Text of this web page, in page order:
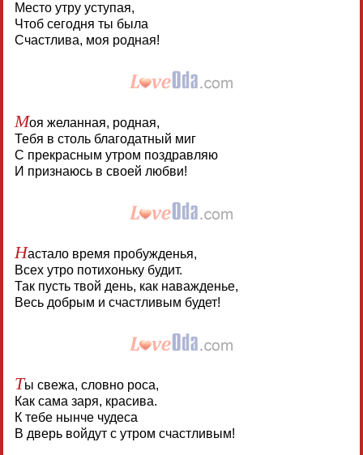
Место утру уступая,
Чтоб сегодня ты была
Счастлива, моя родная!
Моя желанная, родная,
Тебя в столь благодатный миг
С прекрасным утром поздравляю
И признаюсь в своей любви!
Настало время пробужденья,
Всех утро потихоньку будит.
Так пусть твой день, как наважденье,
Весь добрым и счастливым будет!
Ты свежа, словно роса,
Как сама заря, красива.
К тебе нынче чудеса
В дверь войдут с утром счастливым!